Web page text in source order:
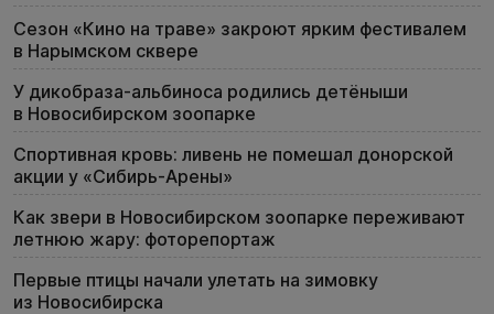
Сезон «Кино на траве» закроют ярким фестивалем
в Нарымском сквере
У дикобраза-альбиноса родились детёныши
в Новосибирском зоопарке
Спортивная кровь: ливень не помешал донорской
акции у «Сибирь-Арены»
Как звери в Новосибирском зоопарке переживают
летнюю жару: фоторепортаж
Первые птицы начали улетать на зимовку
из Новосибирска